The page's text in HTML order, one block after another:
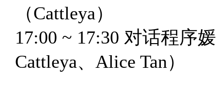
（Cattleya）
17:00 ~ 17:30 对话程序
Cattleya、Alice Tan）